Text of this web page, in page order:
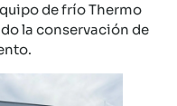
de frío Thermo
la conservación de